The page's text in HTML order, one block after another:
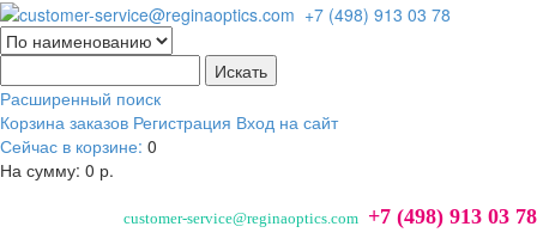
Расширенный поиск
Корзина заказов Регистрация Вход на сайт
Сейчас в корзине: 0
На сумму: 0 р.
customer-service@reginaoptics.com +7 (498) 913 03 78